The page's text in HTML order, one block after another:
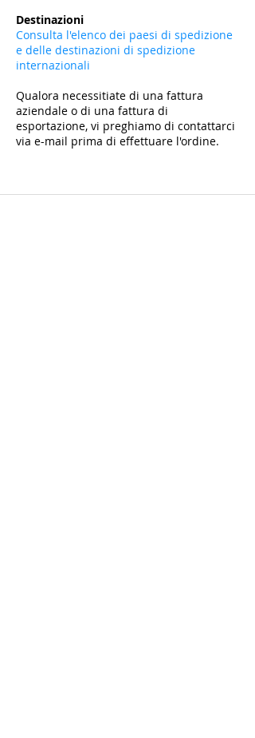
Destinazioni
Consulta l'elenco dei paesi di spedizione
e delle destinazioni di spedizione
internazionali
Qualora necessitiate di una fattura
aziendale o di una fattura di
esportazione, vi preghiamo di contattarci
via e-mail prima di effettuare l'ordine.